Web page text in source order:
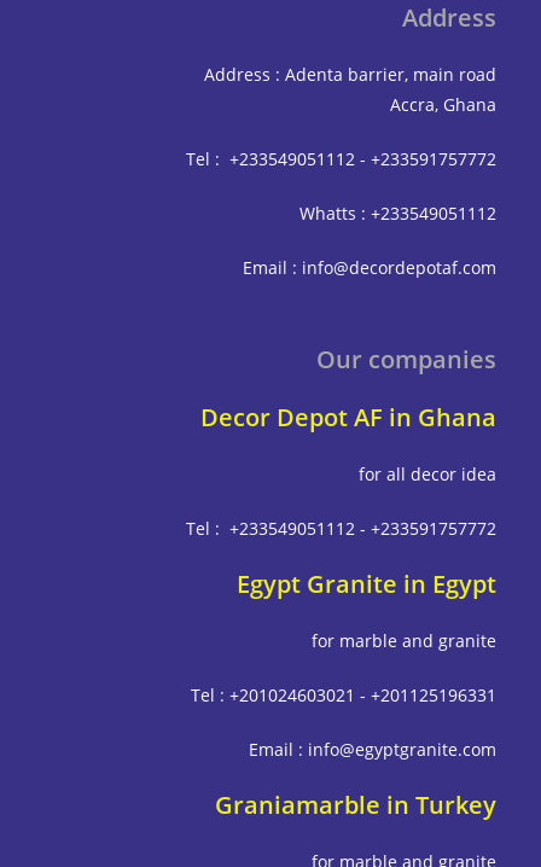
Address
Address : Adenta barrier, main road
Accra, Ghana
Tel : +233549051112 - +233591757772
Whatts : +233549051112
Email : info@decordepotaf.com
Our companies
Decor Depot AF in Ghana
for all decor idea
Tel : +233549051112 - +233591757772
Egypt Granite in Egypt
for marble and granite
Tel : +201024603021 - +201125196331
Email : info@egyptgranite.com
Graniamarble in Turkey
for marble and granite